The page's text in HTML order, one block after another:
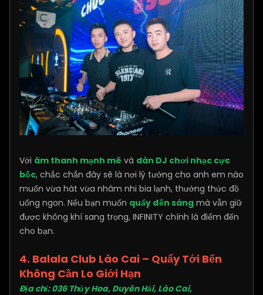
Với âm thanh mạnh mẽ và dàn DJ chơi nhạc cực
bốc, chắc chắn đây sẽ là nơi lý tưởng cho anh em nào
muốn vừa hát vừa nhâm nhi bia lạnh, thưởng thức đồ
uống ngon. Nếu bạn muốn quẩy đến sáng mà vẫn giữ
được không khí sang trọng, INFINITY chính là điểm đến
cho bạn.
4. Balala Club Lào Cai – Quẩy Tới Bến
Không Cần Lo Giới Hạn
Địa chỉ: 036 Thủy Hoa, Duyên Hải, Lào Cai,